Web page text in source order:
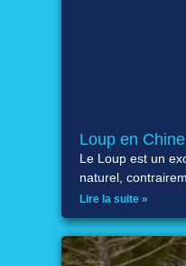
Loup en Chine
Le Loup est un
naturel,
Lire la suite »